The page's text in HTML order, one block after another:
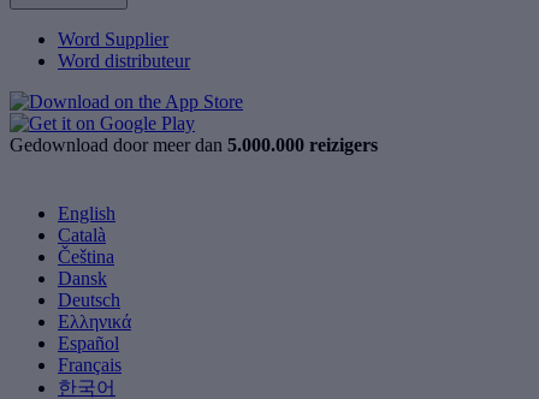
Word Supplier
Word distributeur
Gedownload door meer dan 5.000.000 reizigers
English
Català
Čeština
Dansk
Deutsch
Ελληνικά
Español
Français
한국어